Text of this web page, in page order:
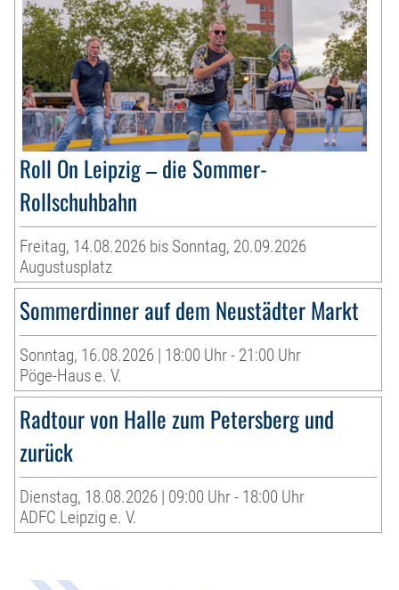
Roll On Leipzig – die Sommer-
Rollschuhbahn
Freitag, 14.08.2026 bis Sonntag, 20.09.2026
Augustusplatz
Sommerdinner auf dem Neustädter Markt
Sonntag, 16.08.2026 | 18:00 Uhr - 21:00 Uhr
Pöge-Haus e. V.
Radtour von Halle zum Petersberg und
zurück
Dienstag, 18.08.2026 | 09:00 Uhr - 18:00 Uhr
ADFC Leipzig e. V.